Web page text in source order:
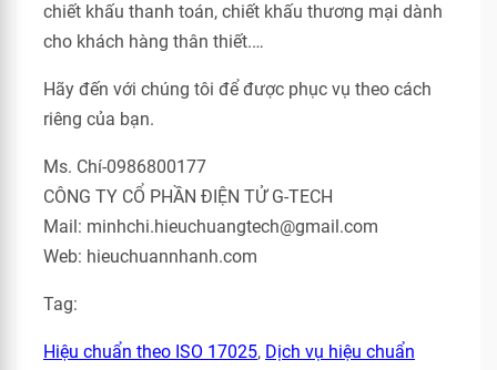
chiết khấu thanh toán, chiết khấu thương mại dành
cho khách hàng thân thiết.…
Hãy đến với chúng tôi để được phục vụ theo cách
riêng của bạn.
Ms. Chí-0986800177
CÔNG TY CỔ PHẦN ĐIỆN TỬ G-TECH
Mail: minhchi.hieuchuangtech@gmail.com
Web: hieuchuannhanh.com
Tag:
Hiệu chuẩn theo ISO 17025, Dịch vụ hiệu chuẩn